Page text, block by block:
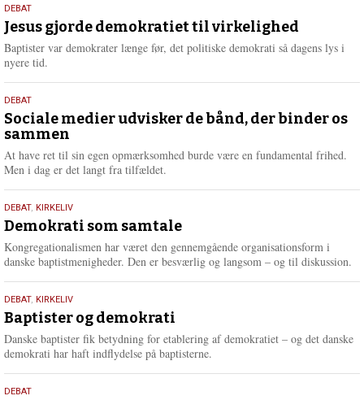
e
r
18.
maj
2026
DEBAT
Jesus gjorde demokratiet til virkelighed
Baptister var demokrater længe før, det politiske demokrati så dagens lys i
nyere tid.
18.
maj
2026
DEBAT
Sociale medier udvisker de bånd, der binder os
sammen
At have ret til sin egen opmærksomhed burde være en fundamental frihed.
Men i dag er det langt fra tilfældet.
18.
maj
2026
DEBAT, KIRKELIV
Demokrati som samtale
Kongregationalismen har været den gennemgående organisationsform i
danske baptistmenigheder. Den er besværlig og langsom – og til diskussion.
18.
maj
2026
DEBAT, KIRKELIV
Baptister og demokrati
Danske baptister fik betydning for etablering af demokratiet – og det danske
demokrati har haft indflydelse på baptisterne.
18.
DEBAT